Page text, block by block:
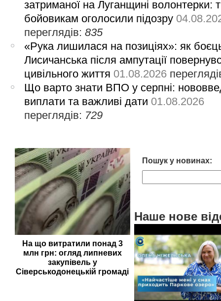
затриманої на Луганщині волонтерки:
бойовикам оголосили підозру
переглядів:835
«Рука лишилася на позиціях»: як
Лисичанська після ампутації
цивільного життя 01.08.2026
Що варто знати ВПО у серпні:
виплати та важливі дати 01.08.2026
переглядів: 729
На що витратили понад 3
млн грн: огляд липневих
закупівель у
Сіверськодонецькій громаді
Пошук у новинах:
Наше нове